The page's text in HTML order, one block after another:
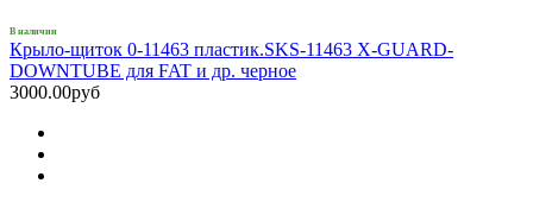
В наличии
Крыло-щиток 0-11463 пластик.SKS-11463 X-GUARD-
DOWNTUBE для FAT и др. черное
3000.00руб